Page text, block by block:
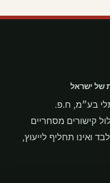
של ישראל
בע״מ, ח.פ.
קישורים מסחריים
ואינו תחליף לייעוץ,